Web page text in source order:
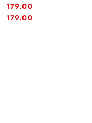
Cena:
179.00
Cena:
179.00